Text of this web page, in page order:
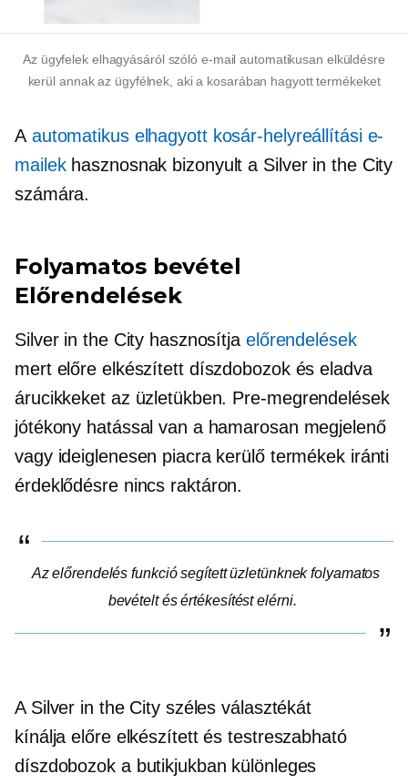
Az ügyfelek elhagyásáról szóló e-mail automatikusan elküldésre
kerül annak az ügyfélnek, aki a kosarában hagyott termékeket
A automatikus elhagyott kosár-helyreállítási e-
mailekhasznosnak bizonyult a Silver in the City
számára.
Folyamatos bevétel
Előrendelések
Silver in the City hasznosítja előrendelések
mert előre elkészítettdíszdobozok éseladva
árucikkeket az üzletükben. Pre-megrendelések
jótékony hatással van a hamarosan megjelenő
vagy ideiglenesen piacra kerülő termékek iránti
érdeklődésre nincs raktáron.
Azelőrendelés funkció segített üzletünknek folyamatos
bevételt és értékesítést elérni.
A Silver in the City széles választékát
kínáljaelőre elkészítettés testreszabható
díszdobozok a butikjukban különleges